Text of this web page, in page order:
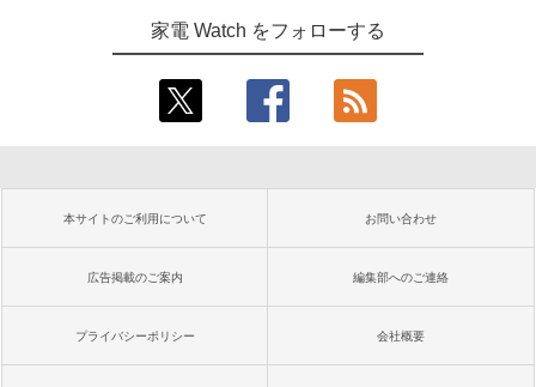
家電 Watch をフォローする
本サイトのご利用について お問い合わせ
広告掲載のご案内 編集部へのご連絡
プライバシーポリシー 会社概要